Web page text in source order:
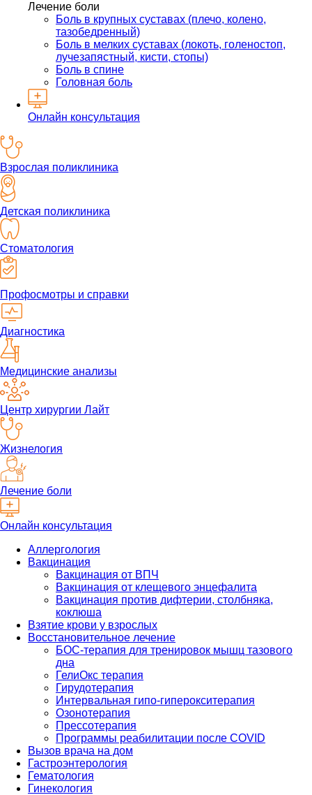
Лечение боли
Боль в крупных суставах (плечо, колено,
тазобедренный)
Боль в мелких суставах (локоть, голеностоп,
лучезапястный, кисти, стопы)
Боль в спине
Головная боль
Онлайн консультация
Взрослая поликлиника
Детская поликлиника
Стоматология
Профосмотры и справки
Диагностика
Медицинские анализы
Центр хирургии Лайт
Жизнелогия
Лечение боли
Онлайн консультация
Аллергология
Вакцинация
Вакцинация от ВПЧ
Вакцинация от клещевого энцефалита
Вакцинация против дифтерии, столбняка,
коклюша
Взятие крови у взрослых
Восстановительное лечение
БОС-терапия для тренировок мышц тазового
дна
ГелиОкс терапия
Гирудотерапия
Интервальная гипо-гиперокситерапия
Озонотерапия
Прессотерапия
Программы реабилитации после СOVID
Вызов врача на дом
Гастроэнтерология
Гематология
Гинекология